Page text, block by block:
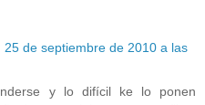
25 de septiembre de 2010 a las
y lo difícil ke lo ponen